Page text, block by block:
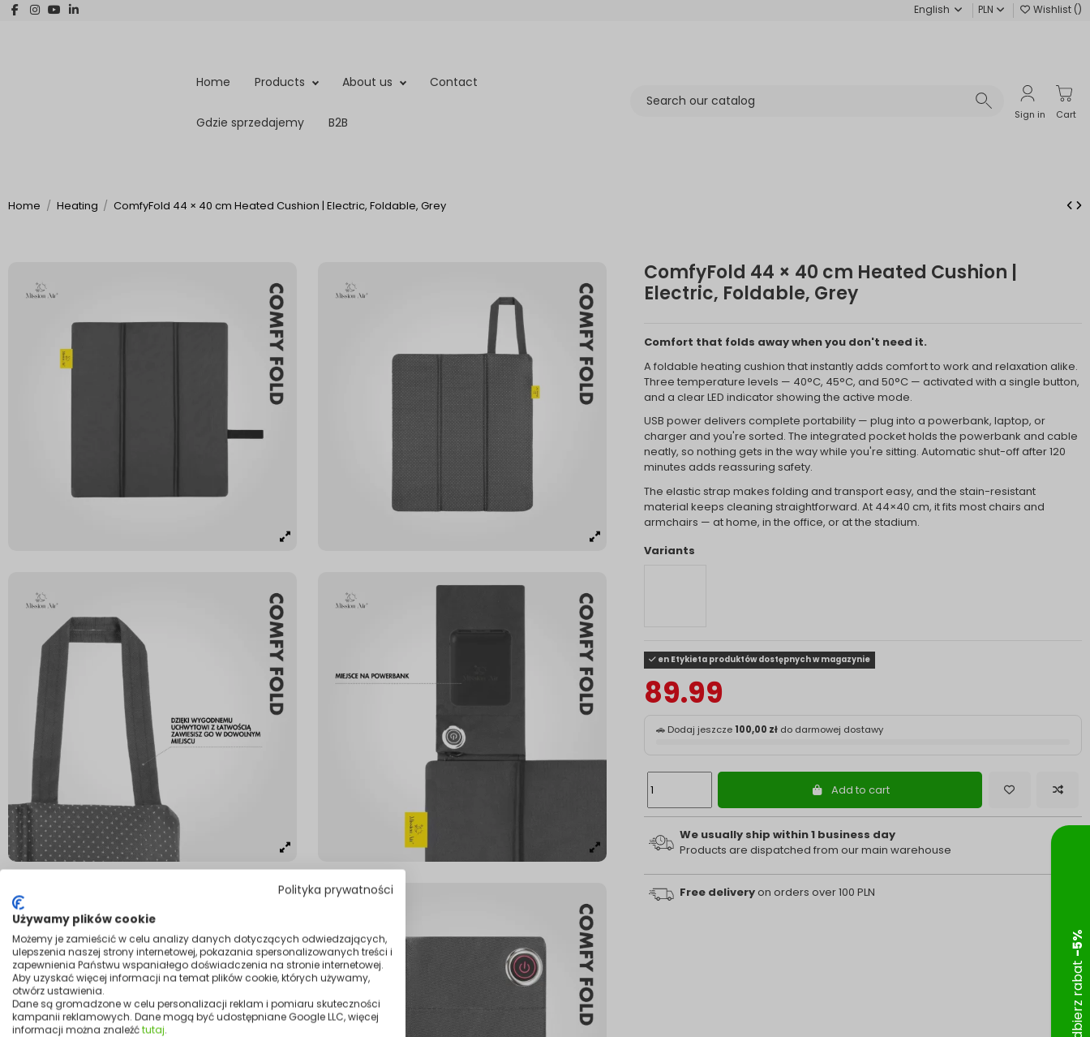
Polityka prywatności
Używamy plików cookie
Możemy je zamieścić w celu analizy danych dotyczących odwiedzających,
ulepszenia naszej strony internetowej, pokazania spersonalizowanych treści i
zapewnienia Państwu wspaniałego doświadczenia na stronie internetowej.
Aby uzyskać więcej informacji na temat plików cookie, których używamy,
otwórz ustawienia.
Dane są gromadzone w celu personalizacji reklam i pomiaru skuteczności
kampanii reklamowych. Dane mogą być udostępniane Google LLC, więcej
informacji można znaleźćtutaj.
English PLN Wishlist ()
Home Products About us Contact
Gdzie sprzedajemy B2B
Sign in Cart
Home Heating ComfyFold 44 × 40 cm Heated Cushion | Electric, Foldable, Grey
ComfyFold 44 × 40 cm Heated Cushion |
Electric, Foldable, Grey
Comfort that folds away when you don't need it.
A foldable heating cushion that instantly adds comfort to work and relaxation alike.
Three temperature levels — 40°C, 45°C, and 50°C — activated with a single button,
and a clear LED indicator showing the active mode.
USB power delivers complete portability — plug into a powerbank, laptop, or
charger and you're sorted. The integrated pocket holds the powerbank and cable
neatly, so nothing gets in the way while you're sitting. Automatic shut-off after 120
minutes adds reassuring safety.
The elastic strap makes folding and transport easy, and the stain-resistant
material keeps cleaning straightforward. At 44×40 cm, it fits most chairs and
armchairs — at home, in the office, or at the stadium.
Variants
en Etykieta produktów dostępnych w magazynie
89.99
🚗 Dodaj jeszcze 100,00 złdo darmowej dostawy
Add to cart
We usually ship within 1 business day
Products are dispatched from our main warehouse
Free deliveryon orders over 100 PLN